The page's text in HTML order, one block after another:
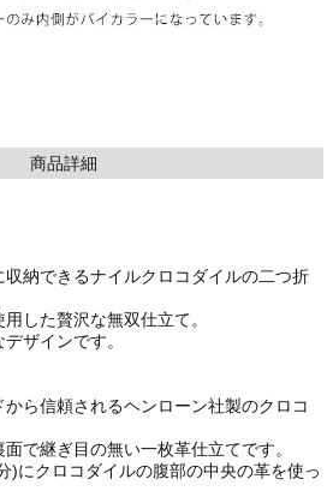
商品詳細
納できるナイルクロコダイルの二つ折
した贅沢な無双仕立て。
ザインです。
ら信頼されるヘンローン社製のクロコ
で継ぎ目の無い一枚革仕立てです。
)にクロコダイルの腹部の中央の革を使っ